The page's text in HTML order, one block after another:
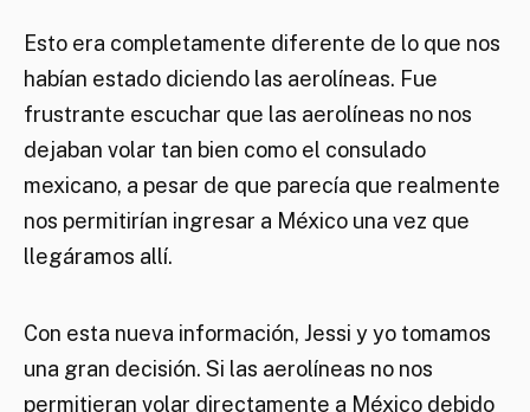
Esto era completamente diferente de lo que nos
habían estado diciendo las aerolíneas. Fue
frustrante escuchar que las aerolíneas no nos
dejaban volar tan bien como el consulado
mexicano, a pesar de que parecía que realmente
nos permitirían ingresar a México una vez que
llegáramos allí.
Con esta nueva información, Jessi y yo tomamos
una gran decisión. Si las aerolíneas no nos
permitieran volar directamente a México debido